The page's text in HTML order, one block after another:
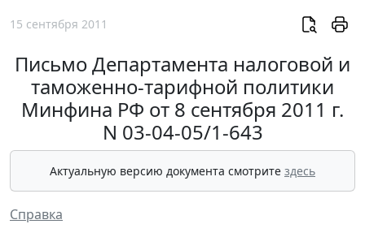
15 сентября 2011
Письмо Департамента налоговой и
таможенно-тарифной политики
Минфина РФ от 8 сентября 2011 г.
N 03-04-05/1-643
Актуальную версию документа смотрите здесь
Справка